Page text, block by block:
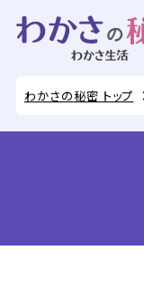
わかさの秘密 トップ